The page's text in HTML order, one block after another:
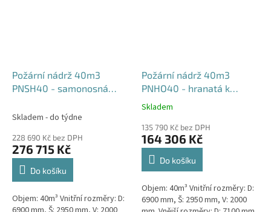
Požární nádrž 40m3
PNSH40 - samonosná
Skladem - do týdne
228 690 Kč bez DPH
276 715 Kč
Do košíku
Objem: 40m³ Vnitřní rozměry: D:
Požární nádrž 40m3
PNHO40 - hranatá k
obetonování
Průměrné
produktu
je
5,0
hvězdiček.
Skladem
135 790 Kč bez DPH
164 306 Kč
Do košíku
Objem: 40m³ Vnitřní rozměry: D:
6900 mm, Š: 2950 mm, V: 2000